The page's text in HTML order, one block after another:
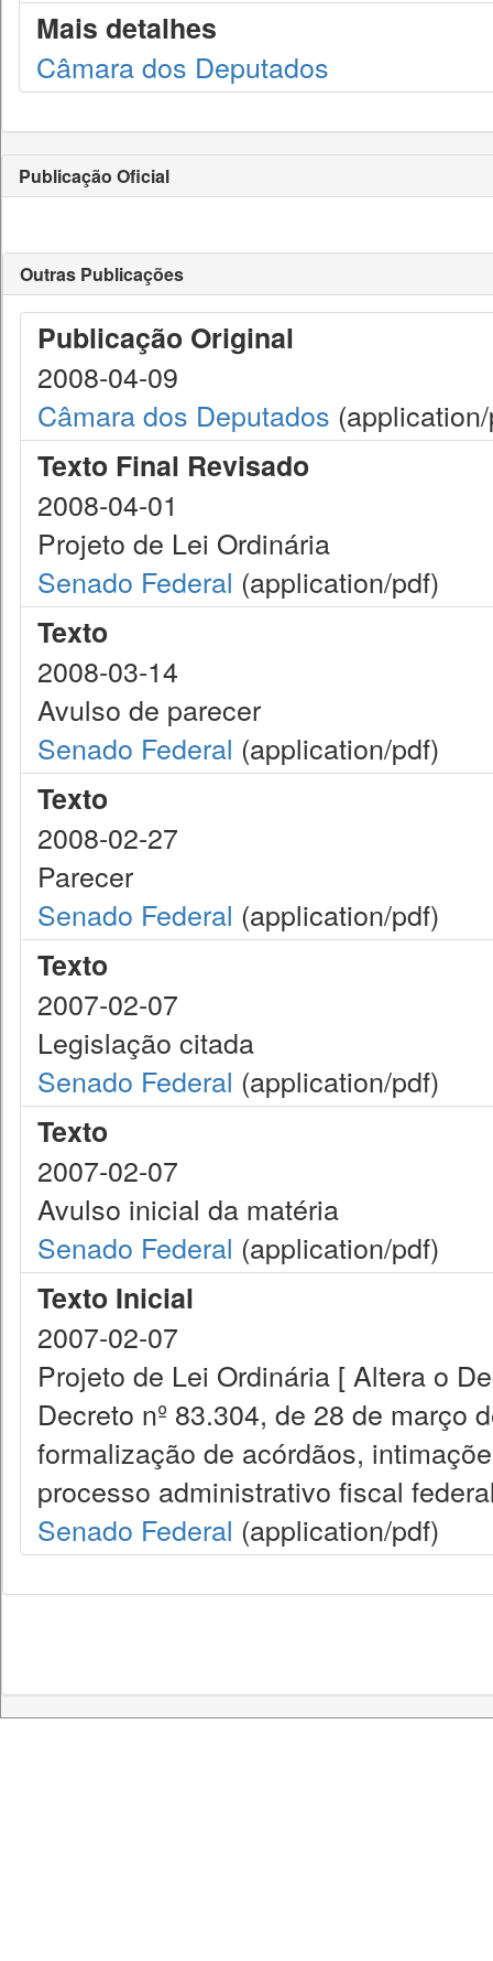
Mais detalhes
Câmara dos Deputados
Publicação Oficial
Outras Publicações
Publicação Original
2008-04-09
Câmara dos Deputados
Texto Final Revisado
2008-04-01
Projeto de Lei Ordinária
Senado Federal (application/pdf)
Texto
2008-03-14
Avulso de parecer
Senado Federal (application/pdf)
Texto
2008-02-27
Parecer
Senado Federal (application/pdf)
Texto
2007-02-07
Legislação citada
Senado Federal (application/pdf)
Texto
2007-02-07
Avulso inicial da matéria
Senado Federal (application/pdf)
Texto Inicial
2007-02-07
Projeto de Lei Ordinária [ Altera o
Decreto nº 83.304, de 28 de março
formalização de acórdãos,
processo administrativo fiscal
Senado Federal (application/pdf)